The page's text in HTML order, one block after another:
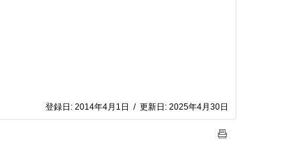
登録日: 2014年4月1日 / 更新日: 2025年4月30日